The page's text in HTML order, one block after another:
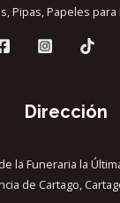
Pipas, Papeles para
Dirección
la Funeraria la
de Cartago,